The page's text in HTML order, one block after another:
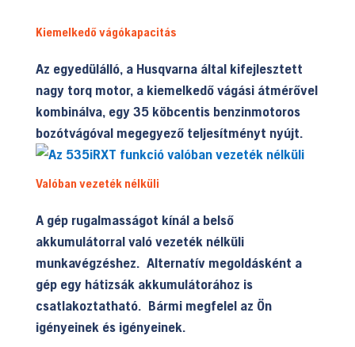
Kiemelkedő vágókapacitás
Az egyedülálló, a Husqvarna által kifejlesztett
nagy torq motor, a kiemelkedő vágási átmérővel
kombinálva, egy 35 köbcentis benzinmotoros
bozótvágóval megegyező teljesítményt nyújt.
Valóban vezeték nélküli
A gép rugalmasságot kínál a belső
akkumulátorral való vezeték nélküli
munkavégzéshez. Alternatív megoldásként a
gép egy hátizsák akkumulátorához is
csatlakoztatható. Bármi megfelel az Ön
igényeinek és igényeinek.